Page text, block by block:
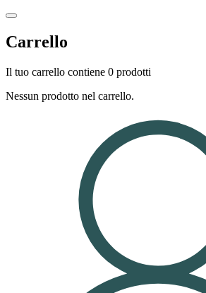
Carrello
Il tuo carrello contiene 0 prodotti
Nessun prodotto nel carrello.